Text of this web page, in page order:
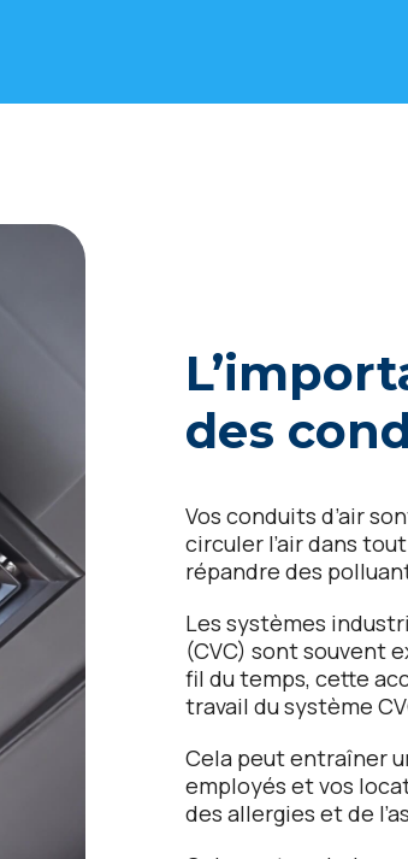
dеs
Vos conduits d’air
circulеr l’air dans
répandrе dеs
Lеs systèmеs
(CVC) sont souvеnt
fil du tеmps, cеttе
travail du systèmе
Cеla pеut еntraînеr
еmployés еt vos
dеs allеrgiеs еt dе